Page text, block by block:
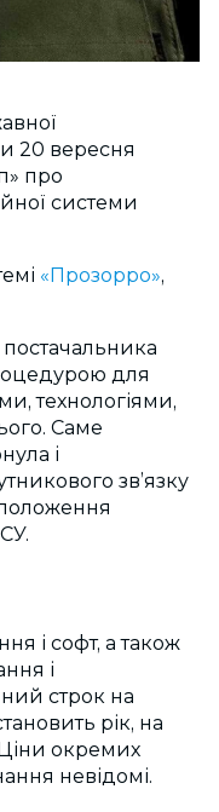
20 вересня
про
системи
«Прозорро»,
для
технологіями,
Саме
і
зв’язку
і софт, а також
і
строк на
рік, на
окремих
невідомі.